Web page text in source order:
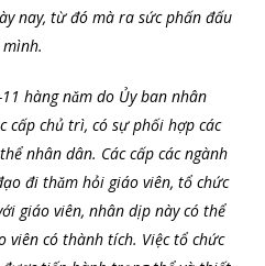
nay, từ đó mà ra sức phấn đấu
hàng nǎm do Ủy ban nhân
cấp chủ trì, có sự phối hợp các
nhân dân. Các cấp các ngành
đi thǎm hỏi giáo viên, tổ chức
giáo viên, nhân dịp này có thể
viên có thành tích. Việc tổ chức